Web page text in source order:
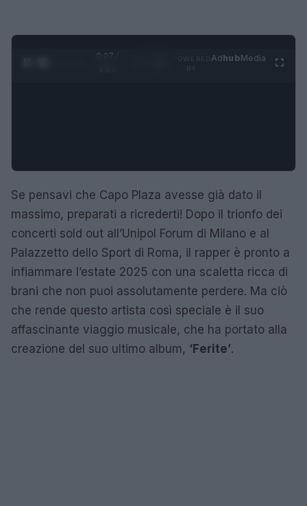
0:28 /
AdhubMedia
Se pensavi che Capo Plaza avesse già dato il
massimo, preparati a ricrederti! Dopo il trionfo dei
concerti sold out all’Unipol Forum di Milano e al
Palazzetto dello Sport di Roma, il rapper è pronto a
infiammare l’estate 2025 con una scaletta ricca di
brani che non puoi assolutamente perdere. Ma ciò
che rende questo artista così speciale è il suo
affascinante viaggio musicale, che ha portato alla
creazione del suo ultimo album, ‘Ferite’.